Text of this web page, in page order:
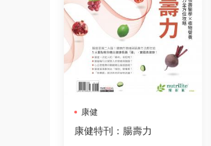
康健
康健特刊：腸壽力